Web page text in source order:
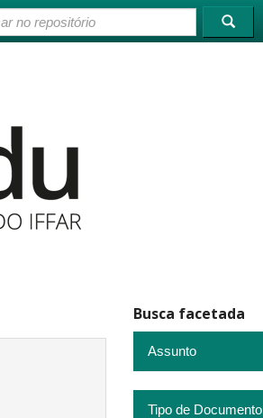
Busca facetada
Assunto
Tipo de Documento